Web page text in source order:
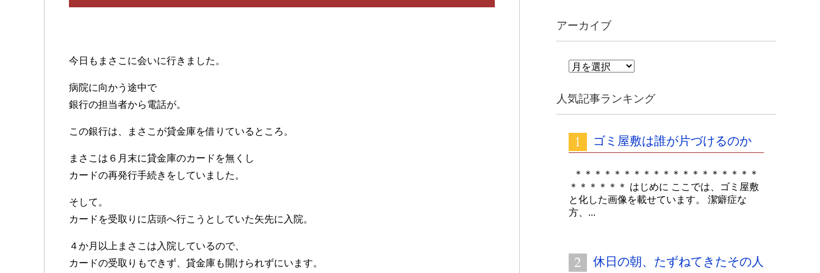
今日もまさこに会いに行きました。
病院に向かう途中で
銀行の担当者から電話が。
この銀行は、まさこが貸金庫を借りているところ。
まさこは６月末に貸金庫のカードを無くし
カードの再発行手続きをしていました。
そして。
カードを受取りに店頭へ行こうとしていた矢先に入院。
４か月以上まさこは入院しているので、
カードの受取りもできず、貸金庫も開けられずにいます。
アーカイブ
ア
イ
ブ
人気記事ランキング
ゴミ屋敷は誰が片づけるのか
＊＊＊＊＊＊＊＊＊＊＊＊＊＊＊＊＊＊＊
＊＊＊＊＊＊ はじめに ここでは、ゴミ屋敷
と化した画像を載せています。 潔癖症な
方、...
休日の朝、たずねてきたその人